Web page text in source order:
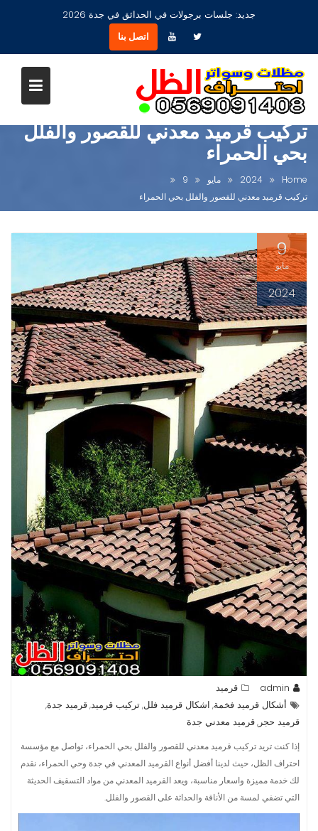
مظلات جلسات حدائق أشكال مودرن عصرية جديدة بجدة
اتصل بنا
تركيب قرميد معدني للقصور والفلل
بحي الحمراء
Home
2024 مايو
9
تركيب قرميد معدني للقصور والفلل بحي الحمراء
9
مايو
2024
admin
قرميد
أشكال قرميد فخمة, اشكال قرميد فلل,تركيب قرميد,قرميد جدة,
قرميد حجر,قرميد معدني جدة
إذا كنت تريد تركيب قرميد معدني للقصور والفلل بحي الحمراء، تواصل مع مؤسسة
احتراف الظل، حيث لدينا أفضل أنواع القرميد المعدني في جدة وحي الحمراء، نقدم
لك خدمة مميزة واسعار مناسبة، ويعد القرميد المعدني من مواد التسقيف الحديثة
التي تضفي لمسة من الأناقة والحداثة على القصور والفلل.